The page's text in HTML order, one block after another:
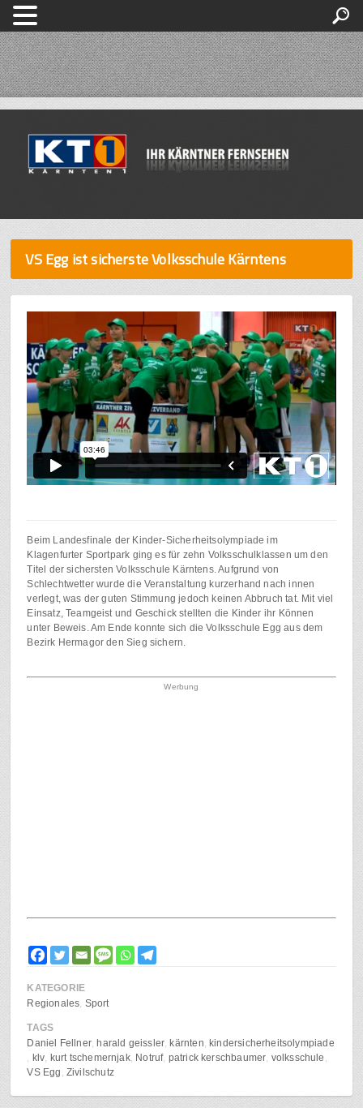
VS Egg ist sicherste Volksschule Kärntens
Beim Landesfinale der Kinder-Sicherheitsolympiade im
Klagenfurter Sportpark ging es für zehn Volksschulklassen um den
Titel der sichersten Volksschule Kärntens. Aufgrund von
Schlechtwetter wurde die Veranstaltung kurzerhand nach innen
verlegt, was der guten Stimmung jedoch keinen Abbruch tat. Mit viel
Einsatz, Teamgeist und Geschick stellten die Kinder ihr Können
unter Beweis. Am Ende konnte sich die Volksschule Egg aus dem
Bezirk Hermagor den Sieg sichern.
Werbung
KATEGORIE
Regionales Sport
TAGS
Daniel Fellner harald geissler kärnten
kindersicherheitsolympiade
klv
kurt tschemernjak Notruf patrick kerschbaumer volksschule
VS Egg Zivilschutz